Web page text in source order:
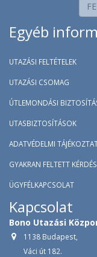
Egyéb
UTAZÁSI FELTÉTELEK
UTAZÁSI CSOMAG
ÚTLEMONDÁSI
UTASBIZTOSÍTÁSOK
ADATVÉDELMI
GYAKRAN FELTETT
ÜGYFÉLKAPCSOLAT
Kapcsolat
Bono Utazási
1138 Budapest,
Váci út 182.